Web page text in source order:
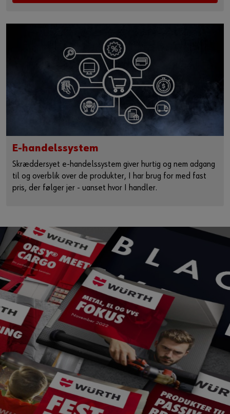
E-handelssystem
Skræddersyet e-handelssystem giver hurtig og nem adgang
til og overblik over de produkter, I har brug for med fast
pris, der følger jer - uanset hvor I handler.